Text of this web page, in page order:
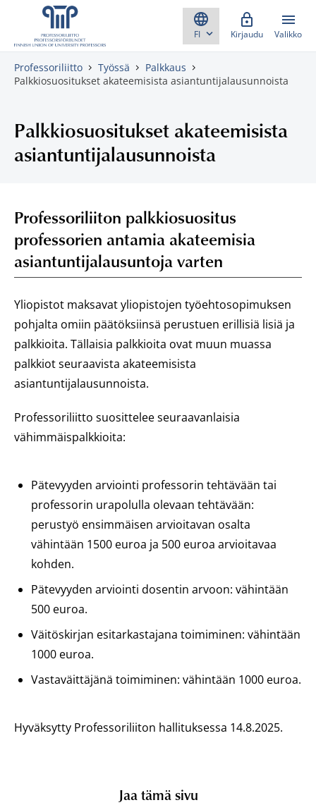
Skippaa sisältö
Kirjaudu Valikko
Professoriliitto Työssä
Palkkaus
Palkkiosuositukset akateemisista asiantuntijalausunnoista
Palkkiosuositukset akateemisista
asiantuntijalausunnoista
Professoriliiton palkkiosuositus
professorien antamia akateemisia
asiantuntijalausuntoja varten
Yliopistot maksavat yliopistojen työehtosopimuksen
pohjalta omiin päätöksiinsä perustuen erillisiä lisiä ja
palkkioita. Tällaisia palkkioita ovat muun muassa
palkkiot seuraavista akateemisista
asiantuntijalausunnoista.
Professoriliitto suosittelee seuraavanlaisia
vähimmäispalkkioita:
Pätevyyden arviointi professorin tehtävään tai
professorin urapolulla olevaan tehtävään:
perustyö ensimmäisen arvioitavan osalta
vähintään 1500 euroa ja 500 euroa arvioitavaa
kohden.
Pätevyyden arviointi dosentin arvoon: vähintään
500 euroa.
Väitöskirjan esitarkastajana toimiminen: vähintään
1000 euroa.
Vastaväittäjänä toimiminen: vähintään 1000 euroa.
Hyväksytty Professoriliiton hallituksessa 14.8.2025.
Jaa tämä sivu